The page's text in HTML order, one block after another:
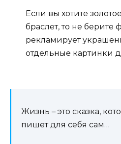
Если вы хотите
браслет, то не берите
рекламирует
отдельные картинки
Жизнь – это сказка,
пишет для себя сам…